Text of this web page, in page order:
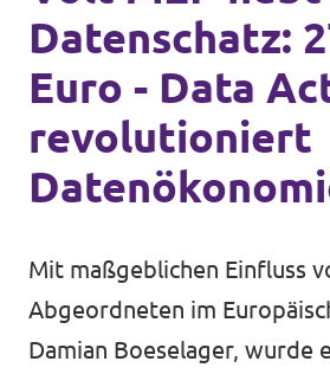
Volt Deutschland
Programm
Über Volt
Menschen
Neuigkeiten
Unsere Events
Datenschatz:
Euro - Data
revolutioniert
Mit maßgeblichen Einfluss
Abgeordneten im
Damian Boeselager, wurde